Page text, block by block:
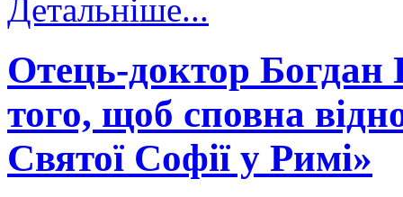
Детальніше...
Отець-доктор
того, щоб сповна
Святої Софії у Римі»